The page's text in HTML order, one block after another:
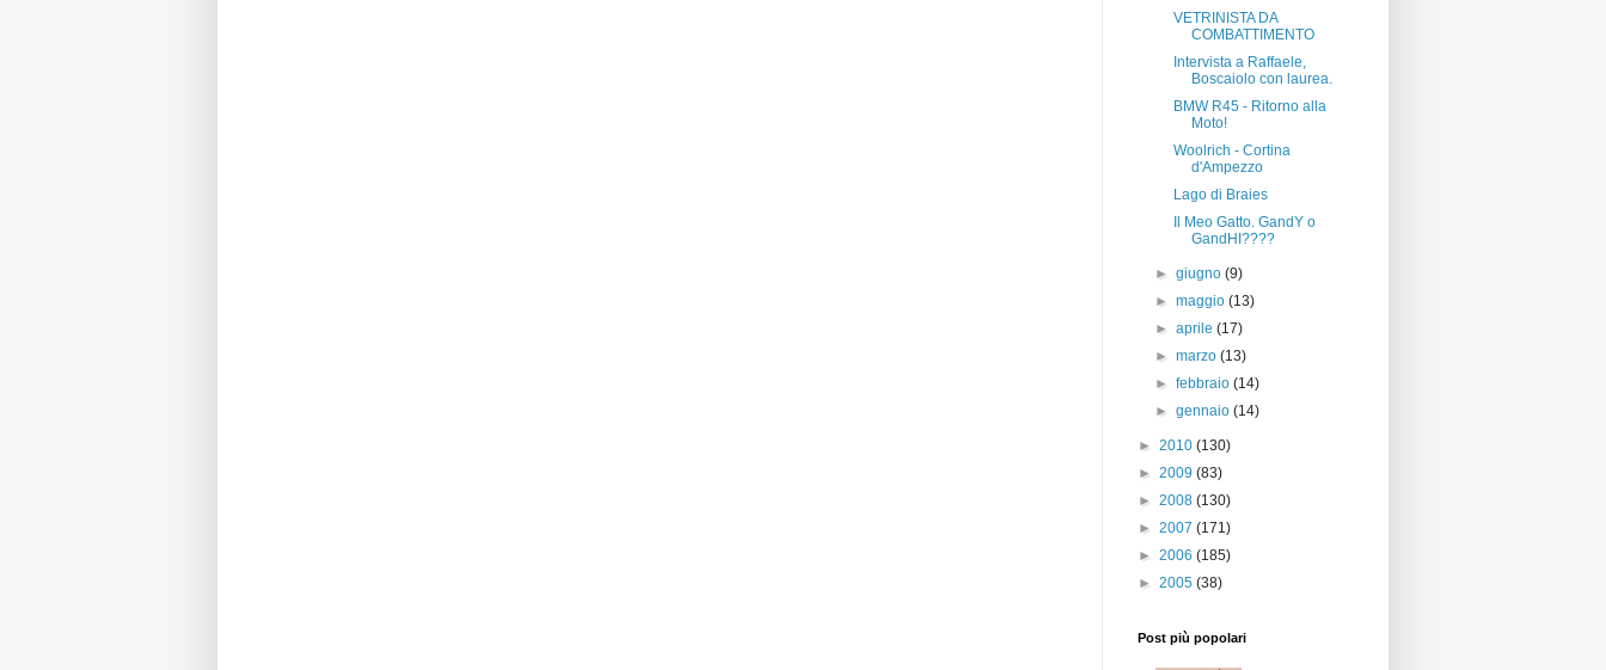
VETRINISTA DA
COMBATTIMENTO
Intervista a Raffaele,
Boscaiolo con laurea.
BMW R45 - Ritorno alla
Moto!
Woolrich - Cortina
d'Ampezzo
Lago di Braies
Il Meo Gatto. GandY o
GandHI????
►giugno(9)
►maggio(13)
►aprile(17)
►marzo(13)
►febbraio(14)
►gennaio(14)
► 2010 (130)
► 2009 (83)
► 2008 (130)
► 2007 (171)
► 2006 (185)
► 2005 (38)
Post più popolari